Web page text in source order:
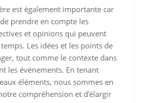
est également importante car
prendre en compte les
et opinions qui peuvent
Les idées et les points de
tout comme le contexte dans
les événements. En tenant
éléments, nous sommes en
compréhension et d’élargir